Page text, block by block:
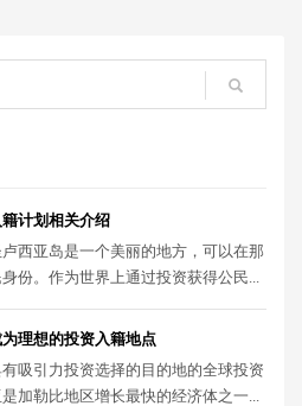
计划相关介绍
西亚岛是一个美丽的地方，可以在那
份。作为世界上通过投资获得公民...
理想的投资入籍地点
吸引力投资选择的目的地的全球投资
加勒比地区增长最快的经济体之一...